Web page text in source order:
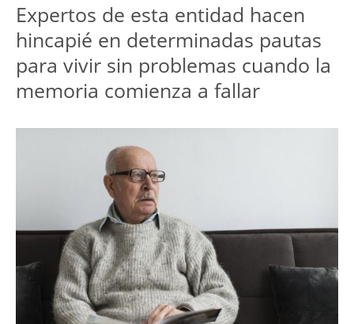
Expertos de esta entidad hacen
hincapié en determinadas pautas
para vivir sin problemas cuando la
memoria comienza a fallar